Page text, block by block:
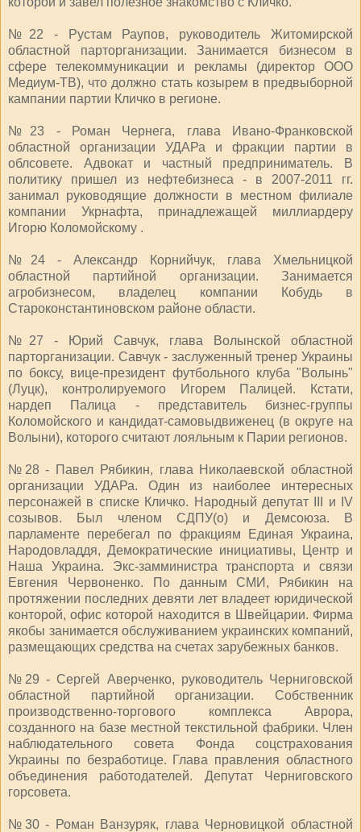
№22 - Рустам Раупов, руководитель Житомирской
областной парторганизации. Занимается бизнесом в
сфере телекоммуникации и рекламы (директор ООО
Медиум-ТВ), что должно стать козырем в предвыборной
кампании партии Кличко в регионе.
№23 - Роман Чернега, глава Ивано-Франковской
областной организации УДАРа и фракции партии в
облсовете. Адвокат и частный предприниматель. В
политику пришел из нефтебизнеса - в 2007-2011 гг.
занимал руководящие должности в местном филиале
компании Укрнафта, принадлежащей миллиардеру
Игорю Коломойскому .
№24 - Александр Корнийчук, глава Хмельницкой
областной партийной организации. Занимается
агробизнесом, владелец компании Кобудь в
Староконстантиновском районе области.
№27 - Юрий Савчук, глава Волынской областной
парторганизации. Савчук - заслуженный тренер Украины
по боксу, вице-президент футбольного клуба "Волынь"
(Луцк), контролируемого Игорем Палицей. Кстати,
нардеп Палица - представитель бизнес-группы
Коломойского и кандидат-самовыдвиженец (в округе на
Волыни), которого считают лояльным к Парии регионов.
№28 - Павел Рябикин, глава Николаевской областной
организации УДАРа. Один из наиболее интересных
персонажей в списке Кличко. Народный депутат III и IV
созывов. Был членом СДПУ(о) и Демсоюза. В
парламенте перебегал по фракциям Единая Украина,
Народовладдя, Демократические инициативы, Центр и
Наша Украина. Экс-замминистра транспорта и связи
Евгения Червоненко. По данным СМИ, Рябикин на
протяжении последних девяти лет владеет юридической
конторой, офис которой находится в Швейцарии. Фирма
якобы занимается обслуживанием украинских компаний,
размещающих средства на счетах зарубежных банков.
№29 - Сергей Аверченко, руководитель Черниговской
областной партийной организации. Собственник
производственно-торгового комплекса Аврора,
созданного на базе местной текстильной фабрики. Член
наблюдательного совета Фонда соцстрахования
Украины по безработице. Глава правления областного
объединения работодателей. Депутат Черниговского
горсовета.
№30 - Роман Ванзуряк, глава Черновицкой областной